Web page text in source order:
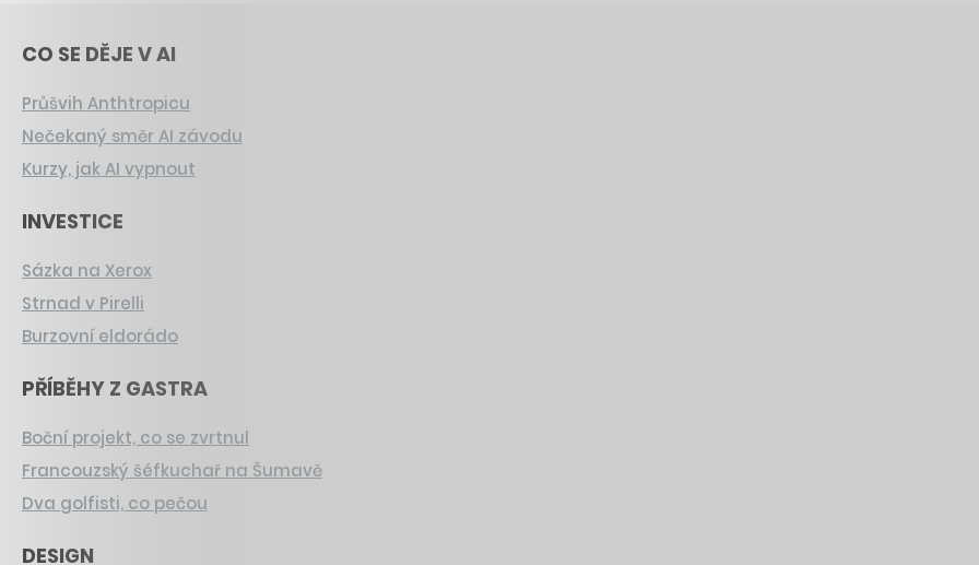
CO SE DĚJE V AI
Průšvih Anthtropicu
Nečekaný směr AI závodu
Kurzy, jak AI vypnout
INVESTICE
Sázka na Xerox
Strnad v Pirelli
Burzovní eldorádo
PŘÍBĚHY Z GASTRA
Boční projekt, co se zvrtnul
Francouzský šéfkuchař na Šumavě
Dva golfisti, co pečou
DESIGN